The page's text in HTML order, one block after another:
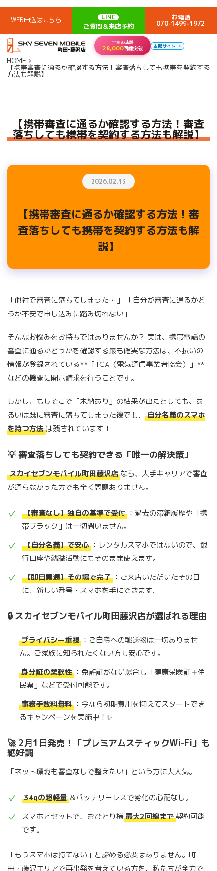
WEB申込はこちら
LINE
ご質問＆来店予約
お電話
070-1499-1972
全国83店舗
28,000回線突破 本部サイト →
HOME
【携帯審査に通るか確認する方法！審査落ちしても携帯を契約する
方法も解説】
【携帯審査に通るか確認する方法！審査
落ちしても携帯を契約する方法も解説】
2026.02.13
【携帯審査に通るか確認する方法！審
査落ちしても携帯を契約する方法も解
説】
「他社で審査に落ちてしまった…」 「自分が審査に通るかど
うか不安で申し込みに踏み切れない」
そんなお悩みをお持ちではありませんか？ 実は、携帯電話の
審査に通るかどうかを確認する最も確実な方法は、不払いの
情報が登録されている**「TCA（電気通信事業者協会）」**
などの機関に開示請求を行うことです。
しかし、もしそこで「未納あり」の結果が出たとしても、あ
るいは既に審査に落ちてしまった後でも、
自分名義のスマホ
を持つ方法 は残されています！
💡 審査落ちしても契約できる「唯一の解決策」
スカイセブンモバイル町田藤沢店なら、大手キャリアで審査
が通らなかった方でも全く問題ありません。
【審査なし】独自の基準で受付 ：過去の滞納履歴や「携
帯ブラック」は一切問いません。
【自分名義】で安心 ：レンタルスマホではないので、銀
行口座や就職活動にもそのまま使えます。
【即日開通】その場で完了 ：ご来店いただいたその日
に、新しい番号・スマホを手にできます。
🔒 スカイセブンモバイル町田藤沢店が選ばれる理由
プライバシー重視 ：ご自宅への郵送物は一切ありませ
ん。ご家族に知られたくない方も安心です。
身分証の柔軟性 ：免許証がない場合も「健康保険証＋住
民票」などで受付可能です。
事務手数料無料 ：今なら初期費用を抑えてスタートでき
るキャンペーンを実施中！✨
🚀 2月1日発売！「プレミアムスティックWi-Fi」も
絶好調
「ネット環境も審査なしで整えたい」という方に大人気。
34gの超軽量 ＆バッテリーレスで劣化の心配なし。
スマホとセットで、おひとり様最大2回線まで 契約可能
です。
「もうスマホは持てない」と諦める必要はありません。町
田・藤沢エリアで再出発を考えている方を、私たちが全力で